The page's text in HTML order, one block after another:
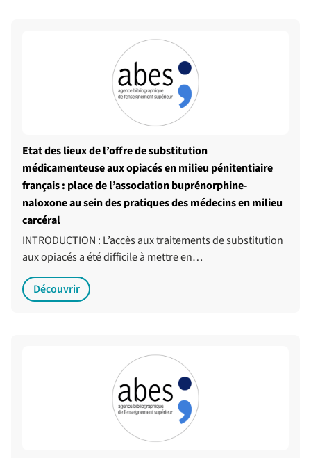
Etat des lieux de l’offre de substitution
médicamenteuse aux opiacés en milieu pénitentiaire
français : place de l’association buprénorphine-
naloxone au sein des pratiques des médecins en milieu
carcéral
INTRODUCTION : L’accès aux traitements de substitution
aux opiacés a été difficile à mettre en…
Découvrir